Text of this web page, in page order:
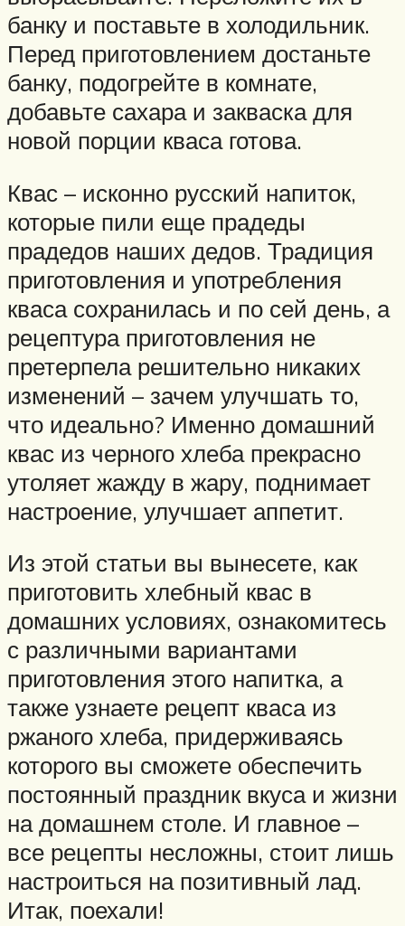
банку и поставьте в холодильник.
Перед приготовлением достаньте
банку, подогрейте в комнате,
добавьте сахара и закваска для
новой порции кваса готова.
Квас – исконно русский напиток,
которые пили еще прадеды
прадедов наших дедов. Традиция
приготовления и употребления
кваса сохранилась и по сей день, а
рецептура приготовления не
претерпела решительно никаких
изменений – зачем улучшать то,
что идеально? Именно домашний
квас из черного хлеба прекрасно
утоляет жажду в жару, поднимает
настроение, улучшает аппетит.
Из этой статьи вы вынесете, как
приготовить хлебный квас в
домашних условиях, ознакомитесь
с различными вариантами
приготовления этого напитка, а
также узнаете рецепт кваса из
ржаного хлеба, придерживаясь
которого вы сможете обеспечить
постоянный праздник вкуса и жизни
на домашнем столе. И главное –
все рецепты несложны, стоит лишь
настроиться на позитивный лад.
Итак, поехали!